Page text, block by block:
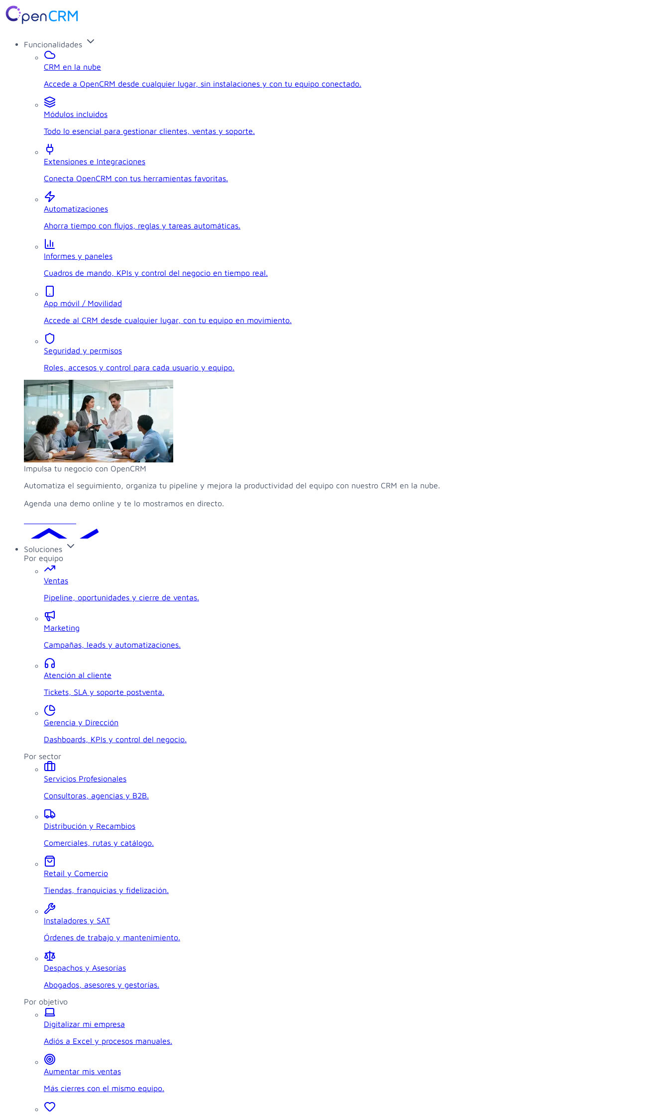
Funcionalidades
CRM en la nube
Accede a OpenCRM desde cualquier lugar, sin instalaciones y con tu equipo conectado.
Módulos incluidos
Todo lo esencial para gestionar clientes, ventas y soporte.
Extensiones e Integraciones
Conecta OpenCRM con tus herramientas favoritas.
Automatizaciones
Ahorra tiempo con flujos, reglas y tareas automáticas.
Informes y paneles
Cuadros de mando, KPIs y control del negocio en tiempo real.
App móvil / Movilidad
Accede al CRM desde cualquier lugar, con tu equipo en movimiento.
Seguridad y permisos
Roles, accesos y control para cada usuario y equipo.
Impulsa tu negocio con OpenCRM
Automatiza el seguimiento, organiza tu pipeline y mejora la productividad del equipo con nuestro CRM en la nube.
Agenda una demo online y te lo mostramos en directo.
Soluciones
Por equipo
Ventas
Pipeline, oportunidades y cierre de ventas.
Marketing
Campañas, leads y automatizaciones.
Atención al cliente
Tickets, SLA y soporte postventa.
Gerencia y Dirección
Dashboards, KPIs y control del negocio.
Por sector
Servicios Profesionales
Consultoras, agencias y B2B.
Distribución y Recambios
Comerciales, rutas y catálogo.
Retail y Comercio
Tiendas, franquicias y fidelización.
Instaladores y SAT
Órdenes de trabajo y mantenimiento.
Despachos y Asesorías
Abogados, asesores y gestorías.
Por objetivo
Digitalizar mi empresa
Adiós a Excel y procesos manuales.
Aumentar mis ventas
Más cierres con el mismo equipo.